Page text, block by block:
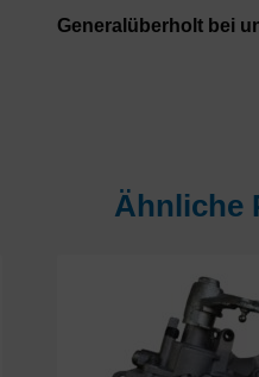
Generalüberholt bei
Ähnliche